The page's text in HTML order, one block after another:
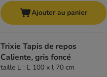
Ajouter au panier
Trixie Tapis de repos
Caliente, gris foncé
taille L : L 100 x l 70 cm